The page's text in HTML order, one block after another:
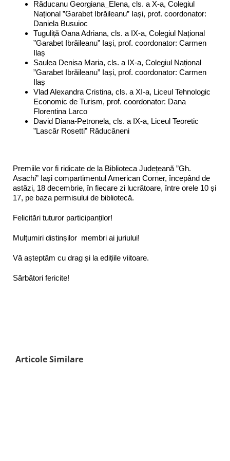
Răducanu Georgiana_Elena, cls. a X-a, Colegiul
Național ”Garabet Ibrăileanu” Iași, prof. coordonator:
Daniela Busuioc
Tuguliță Oana Adriana, cls. a IX-a, Colegiul Național
”Garabet Ibrăileanu” Iași, prof. coordonator: Carmen
Ilaș
Saulea Denisa Maria, cls. a IX-a, Colegiul Național
”Garabet Ibrăileanu” Iași, prof. coordonator: Carmen
Ilaș
Vlad Alexandra Cristina, cls. a XI-a, Liceul Tehnologic
Economic de Turism, prof. coordonator: Dana
Florentina Larco
David Diana-Petronela, cls. a IX-a, Liceul Teoretic
”Lascăr Rosetti” Răducăneni
Premiile vor fi ridicate de la Biblioteca Județeană ”Gh.
Asachi” Iași compartimentul American Corner, începând de
astăzi, 18 decembrie, în fiecare zi lucrătoare, între orele 10 și
17, pe baza permisului de bibliotecă.
Felicitări tuturor participanților!
Mulțumiri distinșilor membri ai juriului!
Vă așteptăm cu drag și la edițiile viitoare.
Sărbători fericite!
Articole Similare